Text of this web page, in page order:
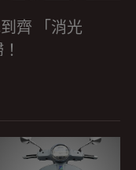
齊 「消光